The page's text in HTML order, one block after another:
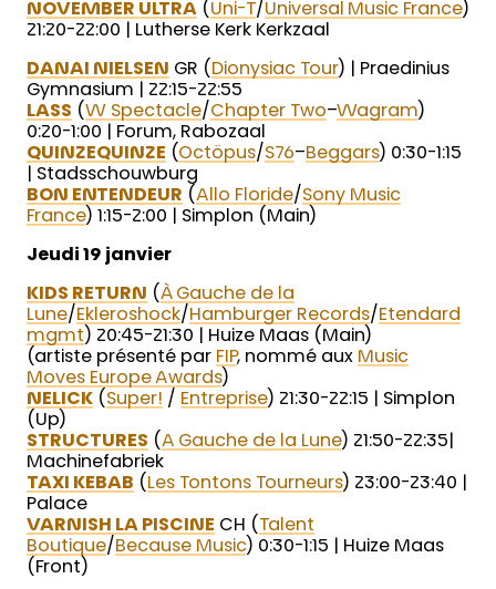
NOVEMBER ULTRA (Uni-T/Universal Music France)
21:20-22:00 | Lutherse Kerk Kerkzaal
DANAI NIELSEN GR (Dionysiac Tour) | Praedinius
Gymnasium | 22:15-22:55
LASS (W Spectacle/Chapter Two–Wagram)
0:20-1:00 | Forum, Rabozaal
QUINZEQUINZE (Octöpus/S76–Beggars) 0:30-1:15
| Stadsschouwburg
BON ENTENDEUR (Allo Floride/Sony Music
France) 1:15-2:00 | Simplon (Main)
Jeudi 19 janvier
KIDS RETURN (À Gauche de la
Lune/Ekleroshock/Hamburger Records/Etendard
mgmt) 20:45-21:30 | Huize Maas (Main)
(artiste présenté par FIP, nommé aux Music
Moves Europe Awards)
NELICK (Super! / Entreprise) 21:30-22:15 | Simplon
(Up)
STRUCTURES (A Gauche de la Lune) 21:50-22:35|
Machinefabriek
TAXI KEBAB (Les Tontons Tourneurs) 23:00-23:40 |
Palace
VARNISH LA PISCINE CH (Talent
Boutique/Because Music) 0:30-1:15 | Huize Maas
(Front)